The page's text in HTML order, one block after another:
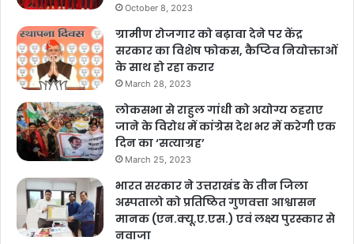
October 8, 2023
ग्रामीण रोजगार को बढ़ावा देने पर केंद्र
सरकार का विशेष फोकस, कैप्टिव नियोक्ताओं
के साथ हो रहा करार
March 28, 2023
लोकसभा से राहुल गांधी को अयोग्य ठहराए
जाने के विरोध में कांग्रेस देश भर में करेगी एक
दिन का ‘सत्याग्रह’
March 25, 2023
भारत सरकार ने उत्तराखंड के तीन जिला
अस्पतालो को प्रतिष्ठित गुणवत्ता आश्वासन
मानक (एन.क्यू.ए.एस.) एवं लक्ष्य पुरस्कार से
नवाजा